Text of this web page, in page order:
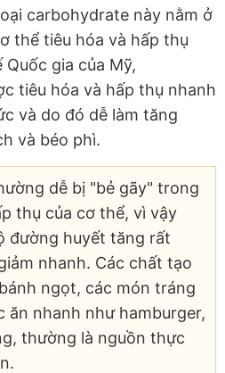
carbohydrate này nằm ở
thể tiêu hóa và hấp thụ
gia của Mỹ,
tiêu hóa và hấp thụ nhanh
và do đó dễ làm tăng
và béo phì.
dễ bị "bẻ gãy" trong
thụ của cơ thể, vì vậy
đường huyết tăng rất
nhanh. Các chất tạo
ngọt, các món tráng
ăn nhanh như hamburger,
thường là nguồn thực